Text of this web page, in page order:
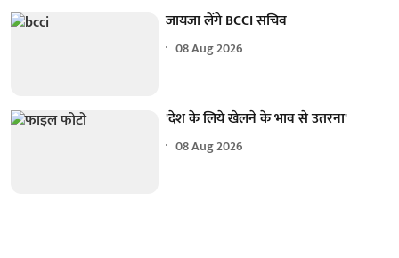
जायजा लेंगे BCCI सचिव
08 Aug 2026
'देश के लिये खेलने के भाव से उतरना'
08 Aug 2026